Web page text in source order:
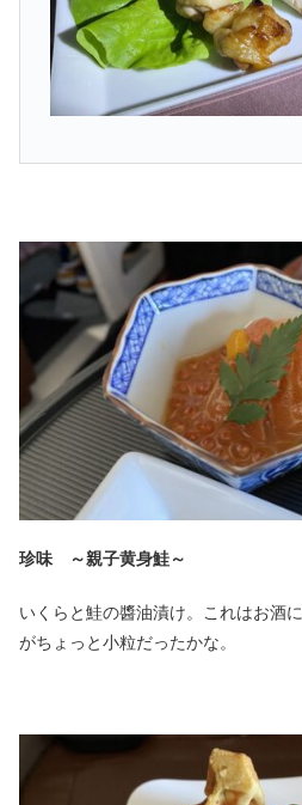
珍味 ～親子黄身鮭～
いくらと鮭の醬油漬け。これはお酒
がちょっと小粒だったかな。